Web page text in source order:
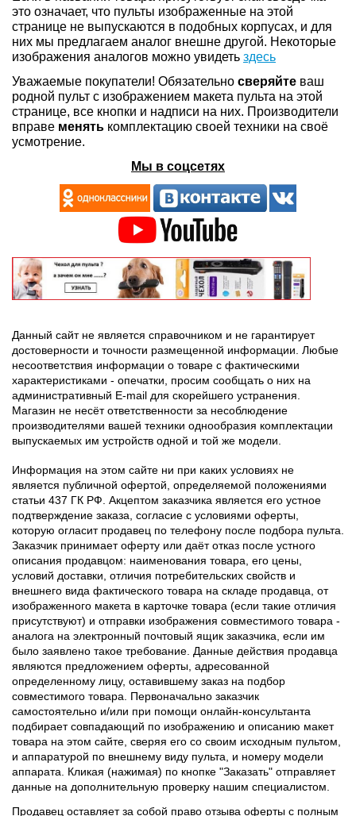
это означает, что пульты изображенные на этой
странице не выпускаются в подобных корпусах, и для
них мы предлагаем аналог внешне другой. Некоторые
изображения аналогов можно увидеть здесь
Уважаемые покупатели! Обязательно сверяйте ваш
родной пульт с изображением макета пульта на этой
странице, все кнопки и надписи на них. Производители
вправе менять комплектацию своей техники на своё
усмотрение.
Мы в соцсетях
Данный сайт не является справочником и не гарантирует
достоверности и точности размещенной информации. Любые
несоответствия информации о товаре с фактическими
характеристиками - опечатки, просим сообщать о них на
административный E-mail для скорейшего устранения.
Магазин не несёт ответственности за несоблюдение
производителями вашей техники однообразия комплектации
выпускаемых им устройств одной и той же модели.
Информация на этом сайте ни при каких условиях не
является публичной офертой, определяемой положениями
статьи 437 ГК РФ. Акцептом заказчика является его устное
подтверждение заказа, согласие с условиями оферты,
которую огласит продавец по телефону после подбора пульта.
Заказчик принимает оферту или даёт отказ после устного
описания продавцом: наименования товара, его цены,
условий доставки, отличия потребительских свойств и
внешнего вида фактического товара на складе продавца, от
изображенного макета в карточке товара (если такие отличия
присутствуют) и отправки изображения совместимого товара -
аналога на электронный почтовый ящик заказчика, если им
было заявлено такое требование. Данные действия продавца
являются предложением оферты, адресованной
определенному лицу, оставившему заказ на подбор
совместимого товара. Первоначально заказчик
самостоятельно и/или при помощи онлайн-консультанта
подбирает совпадающий по изображению и описанию макет
товара на этом сайте, сверяя его со своим исходным пультом,
и аппаратурой по внешнему виду пульта, и номеру модели
аппарата. Кликая (нажимая) по кнопке "Заказать" отправляет
данные на дополнительную проверку нашим специалистом.
Продавец оставляет за собой право отзыва оферты с полным